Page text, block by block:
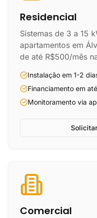
Residencial
Sistemas de 3 a 15
apartamentos em
de até R$500/mês
Instalação em 1-2
Financiamento em
Monitoramento via
Comercial